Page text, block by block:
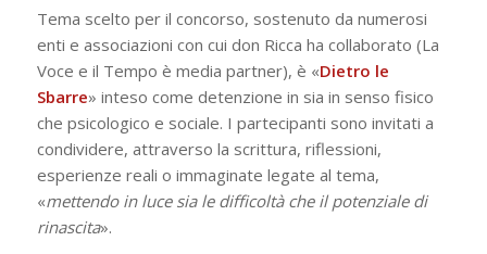
Tema scelto per il concorso, sostenuto da numerosi
enti e associazioni con cui don Ricca ha collaborato (La
Voce e il Tempo è media partner), è «Dietro le
Sbarre» inteso come detenzione in sia in senso fisico
che psicologico e sociale. I partecipanti sono invitati a
condividere, attraverso la scrittura, riflessioni,
esperienze reali o immaginate legate al tema,
«mettendo in luce sia le difficoltà che il potenziale di
rinascita».